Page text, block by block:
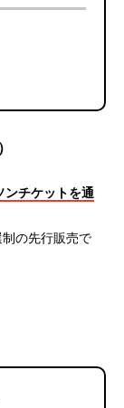
ンチケットを通
の先行販売で